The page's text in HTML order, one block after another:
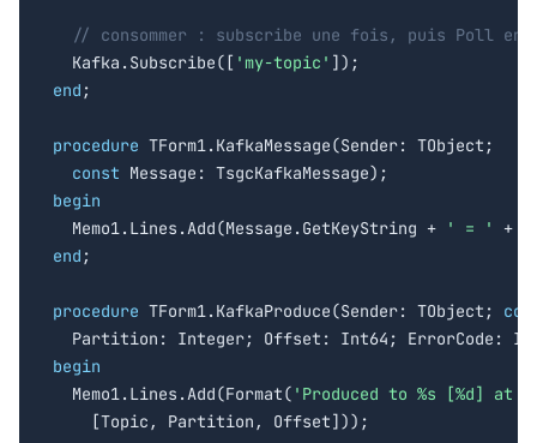
// consommer : subscribe une fois, puis Poll
  Kafka.Subscribe([
'my-topic'
end ;
procedure TForm1.KafkaMessage(Sender: TObject;
const
begin
Memo1.Lines.Add(Message.GetKeyString +
' = '
end ;
procedure TForm1.KafkaProduce(Sender: TObject;
begin
Memo1.Lines.Add(Format( 'Produced to %s [%d] at